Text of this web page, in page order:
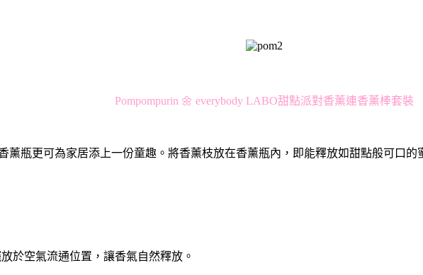
Pompompurin 🌼 everybody LABO甜點派對香薰連香薰棒套裝
薰瓶更可為家居添上一份童趣。將香薰枝放在香薰瓶內，即能釋放如甜點般可口
於空氣流通位置，讓香氣自然釋放。